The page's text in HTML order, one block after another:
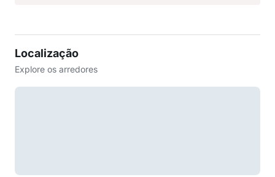
Localização
Explore os arredores